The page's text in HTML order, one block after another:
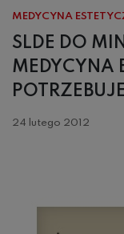
MEDYCYNA
SLDE DO
MEDYCYNA
24 lutego 2012